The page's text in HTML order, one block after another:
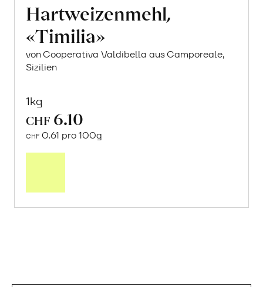
Hartweizenmehl,
«Timilia»
von Cooperativa Valdibella aus Camporeale,
Sizilien
1kg
CHF 6.10
CHF 0.61 pro 100g
erfahren